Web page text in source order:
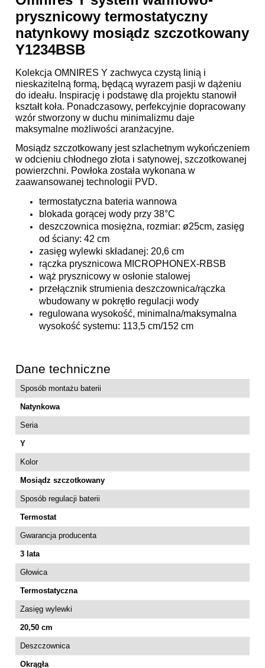
prysznicowy termostatyczny
natynkowy mosiądz szczotkowany
Y1234BSB
Kolekcja OMNIRES Y zachwyca czystą linią i
nieskazitelną formą, będącą wyrazem pasji w dążeniu
do ideału. Inspirację i podstawę dla projektu stanowił
kształt koła. Ponadczasowy, perfekcyjnie dopracowany
wzór stworzony w duchu minimalizmu daje
maksymalne możliwości aranżacyjne.
Mosiądz szczotkowany jest szlachetnym wykończeniem
w odcieniu chłodnego złota i satynowej, szczotkowanej
powierzchni. Powłoka została wykonana w
zaawansowanej technologii PVD.
termostatyczna bateria wannowa
blokada gorącej wody przy 38°C
deszczownica mosiężna, rozmiar: ø25cm, zasięg
od ściany: 42 cm
zasięg wylewki składanej: 20,6 cm
rączka prysznicowa MICROPHONEX-RBSB
wąż prysznicowy w osłonie stalowej
przełącznik strumienia deszczownica/rączka
wbudowany w pokrętło regulacji wody
regulowana wysokość, minimalna/maksymalna
wysokość systemu: 113,5 cm/152 cm
Dane techniczne
Sposób montażu baterii
Natynkowa
Seria
Y
Kolor
Mosiądz szczotkowany
Sposób regulacji baterii
Termostat
Gwarancja producenta
3 lata
Głowica
Termostatyczna
Zasięg wylewki
20,50 cm
Deszczownica
Okrągła